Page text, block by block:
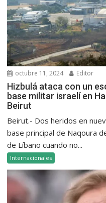
octubre 11, 2024 Editor
Hizbulá ataca con un
base militar israelí en
Beirut
Beirut.- Dos heridos en
base principal de Naqoura
de Líbano cuando no...
Internacionales